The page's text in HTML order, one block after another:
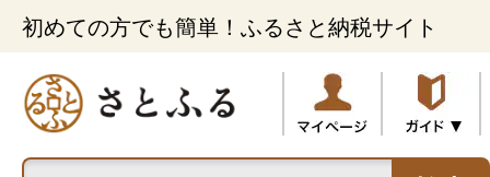
初めての方でも簡単！ふるさと納税サイト